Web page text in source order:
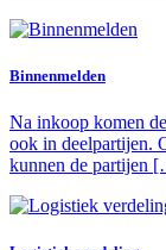
Binnenmelden
Na inkoop komen
ook in deelpartijen.
kunnen de partijen